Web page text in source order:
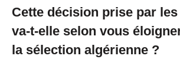
Cette décision prise par
va-t-elle selon vous
la sélection algérienne ?